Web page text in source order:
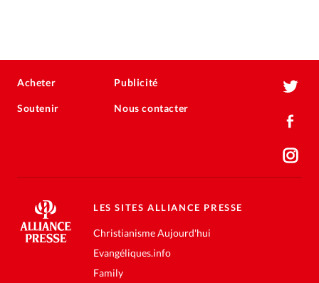
Acheter
Soutenir
Publicité
Nous contacter
LES SITES ALLIANCE PRESSE
Christianisme Aujourd'hui
Evangéliques.info
Family